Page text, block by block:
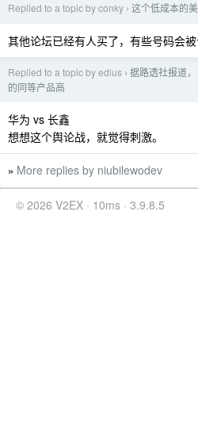
Replied to a topic by conky › 这个低成本的
其他论坛已经有人买了，有些号码会被
Replied to a topic by edius › 据路透社报道
的同等产品高
华为 vs 长鑫
想想这个舆论战，就觉得刺激。
» More replies by niubilewodev
© 2026 V2EX · 10ms · 3.9.8.5